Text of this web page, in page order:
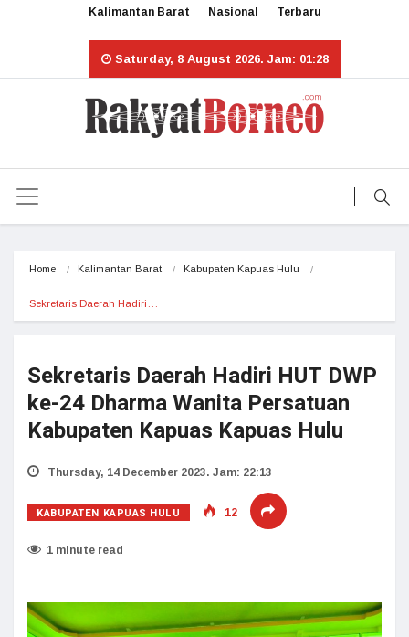
Kalimantan Barat Nasional Terbaru
Saturday, 8 August 2026. Jam: 01:28
Home Kalimantan Barat Kabupaten Kapuas Hulu
Sekretaris Daerah Hadiri…
Sekretaris Daerah Hadiri HUT DWP
ke-24 Dharma Wanita Persatuan
Kabupaten Kapuas Kapuas Hulu
Thursday, 14 December 2023. Jam: 22:13
KABUPATEN KAPUAS HULU 12
1 minute read